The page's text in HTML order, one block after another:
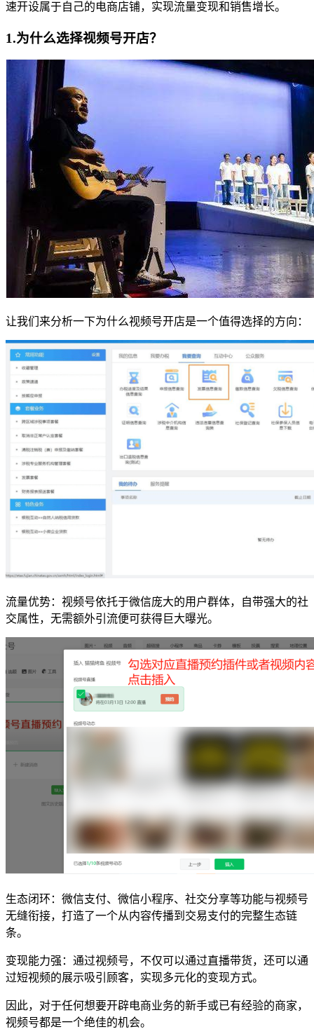
速开设属于自己的电商店铺，实现流量变现和销售增长。
1.为什么选择视频号开店？
让我们来分析一下为什么视频号开店是一个值得选择的方向：
流量优势：视频号依托于微信庞大的用户群体，自带强大的社
交属性，无需额外引流便可获得巨大曝光。
生态闭环：微信支付、微信小程序、社交分享等功能与视频号
无缝衔接，打造了一个从内容传播到交易支付的完整生态链
条。
变现能力强：通过视频号，不仅可以通过直播带货，还可以通
过短视频的展示吸引顾客，实现多元化的变现方式。
因此，对于任何想要开辟电商业务的新手或已有经验的商家，
视频号都是一个绝佳的机会。